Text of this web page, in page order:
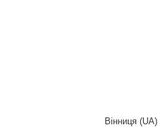
Вінниця (UA)